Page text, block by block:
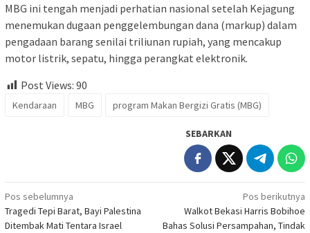
MBG ini tengah menjadi perhatian nasional setelah Kejagung
menemukan dugaan penggelembungan dana (markup) dalam
pengadaan barang senilai triliunan rupiah, yang mencakup
motor listrik, sepatu, hingga perangkat elektronik.
Post Views: 90
Kendaraan MBG program Makan Bergizi Gratis (MBG)
SEBARKAN
Navigasi
pos
Pos sebelumnya
Tragedi Tepi Barat, Bayi Palestina
Ditembak Mati Tentara Israel
Pos berikutnya
Walkot Bekasi Harris Bobihoe
Bahas Solusi Persampahan, Tindak